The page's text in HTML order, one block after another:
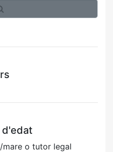
d'edat
mare o tutor legal